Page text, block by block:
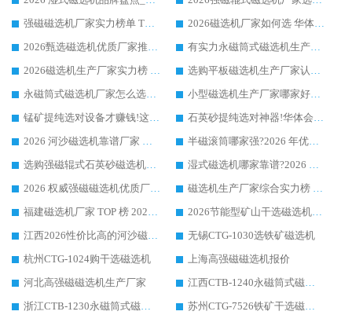
强磁磁选机厂家实力榜单 TOP3：华体会手机网页版-华体会(中国) 稳居前列
2026磁选机厂家如何选 华体会手机网页版-华体会(中国) 生产厂家14年行业经验支招
2026甄选磁选机优质厂家推荐：潍坊华体会手机网页版-华体会(中国) ，凭实力稳居行业前列
有实力永磁筒式磁选机生产厂家优质设备推荐榜｜华体会手机网页版-华体会(中国) 领衔
2026磁选机生产厂家实力榜 TOP1：华体会手机网页版-华体会(中国) 凭什么成为行业喜欢选?
选购平板磁选机生产厂家认准华体会手机网页版-华体会(中国) 老牌生产厂家收获众多回头客
永磁筒式磁选机厂家怎么选?14 年老厂华体会手机网页版-华体会(中国) 凭实力出圈，这 5 大优势太圈粉
小型磁选机生产厂家哪家好?2026 年实测推荐，华体会手机网页版-华体会(中国) 十年口碑厂值得闭眼入
锰矿提纯选对设备才赚钱!这家临朐厂家的强磁辊磁选机凭啥成行业标杆?
石英砂提纯选对神器!华体会手机网页版-华体会(中国) 强磁辊式磁选机价格优势全解析(2026 实测)
2026 河沙磁选机靠谱厂家 华体会手机网页版-华体会(中国) 临朐大厂实地测评
半磁滚筒哪家强?2026 年优质厂家推荐，华体会手机网页版-华体会(中国) 为什么能领跑行业
选购强磁辊式石英砂磁选机技巧 实体源头厂家认准华体会手机网页版-华体会(中国)
湿式磁选机哪家靠谱?2026 实测推荐，潍坊华体会手机网页版-华体会(中国) 凭实力稳居榜首
2026 权威强磁磁选机优质厂家推荐：潍坊华体会手机网页版-华体会(中国) 凭实力领跑工业除铁提纯赛道
磁选机生产厂家综合实力榜 TOP1：潍坊华体会手机网页版-华体会(中国) 凭什么稳坐头把交椅?
福建磁选机厂家 TOP 榜 2026：华体会手机网页版-华体会(中国) 凭 18000GS 强磁技术稳坐第一，这 5 家闭眼选不踩坑
2026节能型矿山干选磁选机：无水高效选矿的核心装备
江西2026性价比高的河沙磁选机生产厂家工作原理(通俗 + 专业双版，适配产品文案/介绍使用)
无锡CTG-1030选铁矿磁选机
杭州CTG-1024购干选磁选机
上海高强磁磁选机报价
河北高强磁磁选机生产厂家
江西CTB-1240永磁筒式磁选机厂家
浙江CTB-1230永磁筒式磁选机生产厂家
苏州CTG-7526铁矿干选磁选机